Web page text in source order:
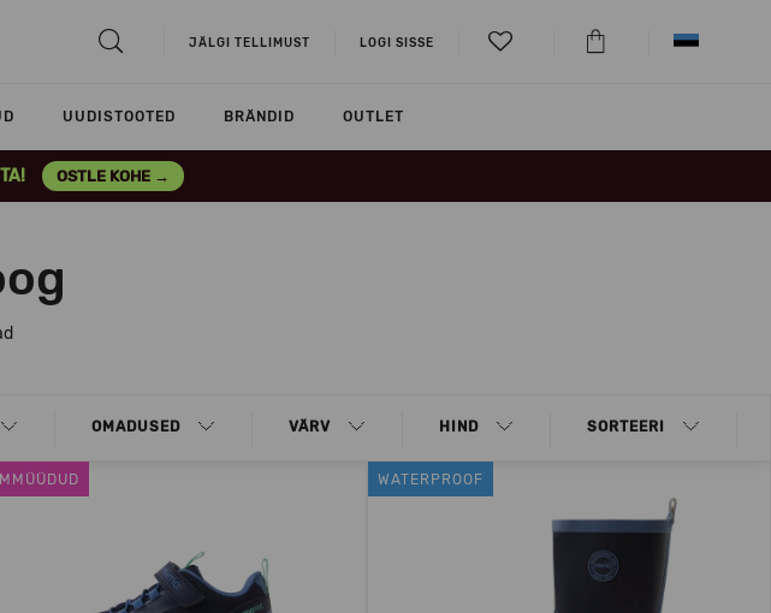
JÄLGI TELLIMUST LOGI SISSE
UUDISTOOTED BRÄNDID OUTLET
OSTLE KOHE →
OMADUSED VÄRV HIND SORTEERI
WATERPROOF